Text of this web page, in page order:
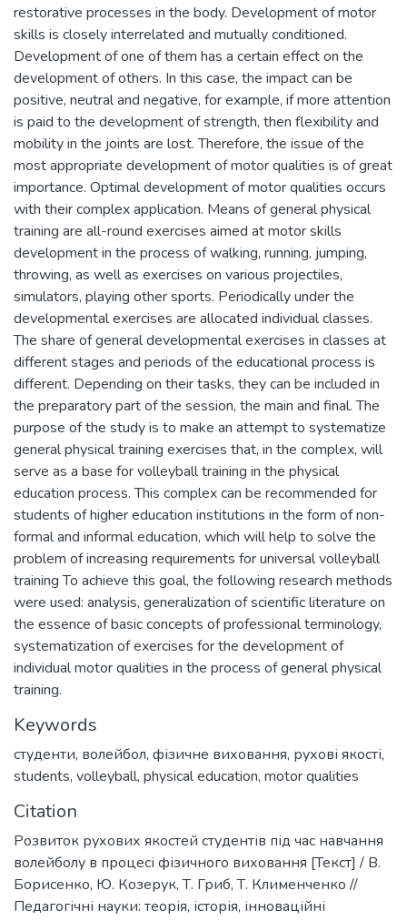
restorative processes in the body. Development of motor
skills is closely interrelated and mutually conditioned.
Development of one of them has a certain effect on the
development of others. In this case, the impact can be
positive, neutral and negative, for example, if more attention
is paid to the development of strength, then flexibility and
mobility in the joints are lost. Therefore, the issue of the
most appropriate development of motor qualities is of great
importance. Optimal development of motor qualities occurs
with their complex application. Means of general physical
training are all-round exercises aimed at motor skills
development in the process of walking, running, jumping,
throwing, as well as exercises on various projectiles,
simulators, playing other sports. Periodically under the
developmental exercises are allocated individual classes.
The share of general developmental exercises in classes at
different stages and periods of the educational process is
different. Depending on their tasks, they can be included in
the preparatory part of the session, the main and final. The
purpose of the study is to make an attempt to systematize
general physical training exercises that, in the complex, will
serve as a base for volleyball training in the physical
education process. This complex can be recommended for
students of higher education institutions in the form of non-
formal and informal education, which will help to solve the
problem of increasing requirements for universal volleyball
training To achieve this goal, the following research methods
were used: analysis, generalization of scientific literature on
the essence of basic concepts of professional terminology,
systematization of exercises for the development of
individual motor qualities in the process of general physical
training.
Keywords
студенти, волейбол, фізичне виховання, рухові якості,
students, volleyball, physical education, motor qualities
Citation
Розвиток рухових якостей студентів під час навчання
волейболу в процесі фізичного виховання [Текст] / В.
Борисенко, Ю. Козерук, Т. Гриб, Т. Клименченко //
Педагогічні науки: теорія, історія, інноваційні